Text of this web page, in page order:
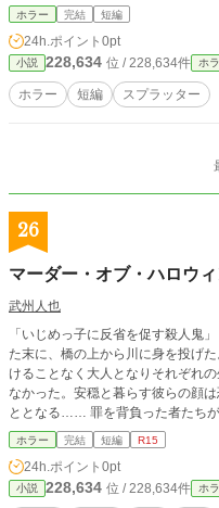
完遂された。
ホラー 完結 短編
24h.ポイント 0pt
小説 228,634 位 / 228,634件 ホ
ホラー 短編 スプラッター
26
マーダー・オブ・ハロウ
武州人也
「いじめっ子に反省を促す殺人鬼
た末に、橋の上から川に身を投げ
けることなく大人となりそれぞれ
なかった。安穏と暮らす彼らの顔
ととなる…… 罪を背負った者たち
恐怖のスラッシャーホラー小説。
ホラー 完結 短編 R15
24h.ポイント 0pt
小説 228,634 位 / 228,634件 ホ